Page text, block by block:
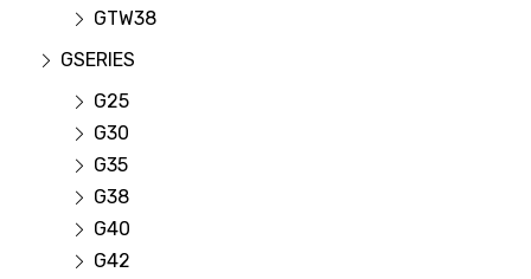
GTW38
GSERIES
G25
G30
G35
G38
G40
G42